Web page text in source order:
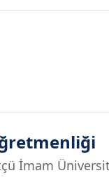
İmam